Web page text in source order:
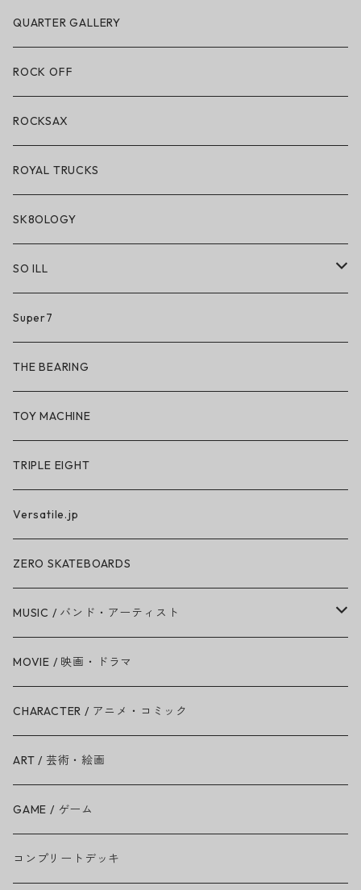
POLeR × LAKAI
アパレル
アクセサリー・小物
アパレル
ハードグッズ
QUARTER GALLERY
ROCK OFF
ROCKSAX
ROYAL TRUCKS
SK8OLOGY
SO ILL
So iLL
So iLL × ON THE ROAM
BN3TH × So iLL × ON THE ROAM
Super7
THE BEARING
TOY MACHINE
TRIPLE EIGHT
Versatile.jp
ZERO SKATEBOARDS
MUSIC / バンド・アーティスト
Amy Winehouse
Ariana Grande
BAD RELIGION
BEASTIE BOYS
THE BEATLES
MOVIE / 映画・ドラマ
CHARACTER / アニメ・コミック
ART / 芸術・絵画
GAME / ゲーム
コンプリートデッキ